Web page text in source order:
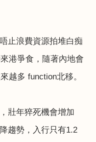
止浪費資源拍堆白痴
港爭食，隨著內地會
越多 function北移。
壯年猝死機會增加
趨勢，入行只有1.2